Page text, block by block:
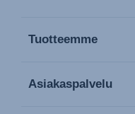
Tuotteemme
Asiakaspalvelu